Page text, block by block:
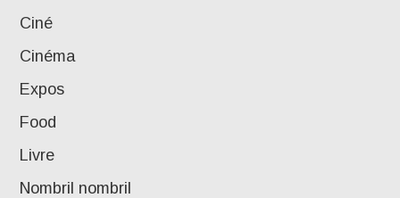
Ciné
Cinéma
Expos
Food
Livre
Nombril nombril